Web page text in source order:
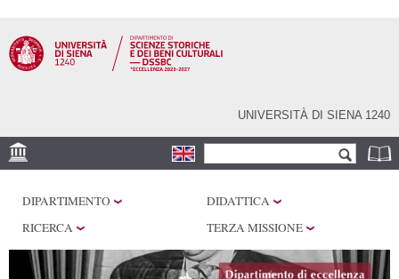
contenuto
principale
UNIVERSITÀ DI SIENA 1240
Form di ricerca
CENTRI DI RICERCA
LABORATORI
DIPARTIMENTO
DIDATTICA
RICERCA
TERZA MISSIONE